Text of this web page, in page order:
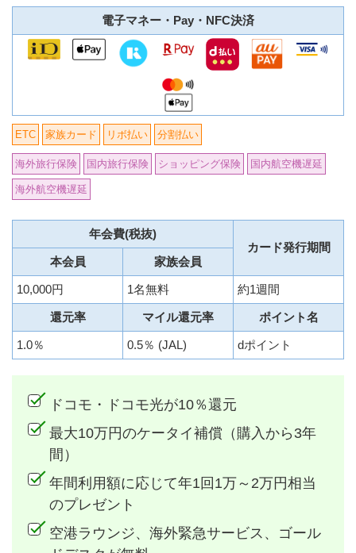
電子マネー・Pay・NFC決済
ETC 家族カード リボ払い 分割払い
海外旅行保険 国内旅行保険 ショッピング保険 国内航空機遅延
海外航空機遅延
年会費(税抜)
カード発行期間
本会員
家族会員
10,000円 1名無料 約1週間
還元率 マイル還元率 ポイント名
1.0％ 0.5％ (JAL) dポイント
ドコモ・ドコモ光が10％還元
最大10万円のケータイ補償（購入から3年
間）
年間利用額に応じて年1回1万～2万円相当
のプレゼント
空港ラウンジ、海外緊急サービス、ゴール